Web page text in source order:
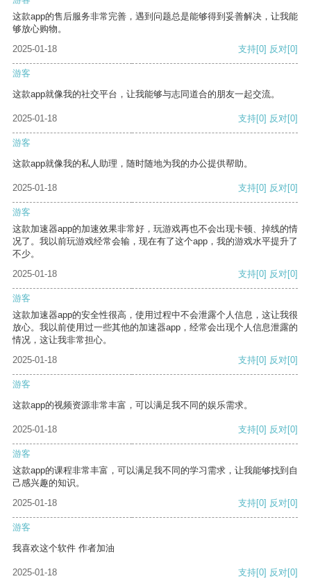
这款app的售后服务非常完善，遇到问题总是能够得到妥善解决，让我能
够放心购物。
2025-01-18
支持[0] 反对[0]
游客
这款app就像我的社交平台，让我能够与志同道合的朋友一起交流。
2025-01-18 支持[0] 反对[0]
游客
这款app就像我的私人助理，随时随地为我的办公提供帮助。
2025-01-18 支持[0] 反对[0]
游客
这款加速器app的加速效果非常好，玩游戏再也不会出现卡顿、掉线的情
况了。我以前玩游戏经常会输，现在有了这个app，我的游戏水平提升了
不少。
2025-01-18
支持[0] 反对[0]
游客
这款加速器app的安全性很高，使用过程中不会泄露个人信息，这让我很
放心。我以前使用过一些其他的加速器app，经常会出现个人信息泄露的
情况，这让我非常担心。
2025-01-18
支持[0] 反对[0]
游客
这款app的视频资源非常丰富，可以满足我不同的娱乐需求。
2025-01-18 支持[0] 反对[0]
游客
这款app的课程非常丰富，可以满足我不同的学习需求，让我能够找到自
己感兴趣的知识。
2025-01-18
支持[0] 反对[0]
游客
我喜欢这个软件 作者加油
2025-01-18 支持[0] 反对[0]